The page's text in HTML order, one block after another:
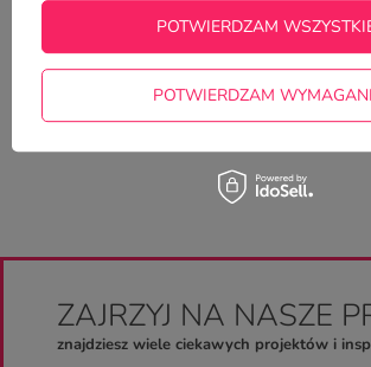
Potrzebujesz pomocy? Masz
Zadaj pytanie a my odpowiemy
odpowiedzi publikując dla innych.
ZAJRZYJ NA NASZE
znajdziesz wiele ciekawych projektów i
POTWIERDZAM
POTWIERDZAM